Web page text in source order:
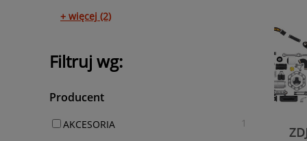
+ więcej (2)
Filtruj wg:
Producent
AKCESORIA 1